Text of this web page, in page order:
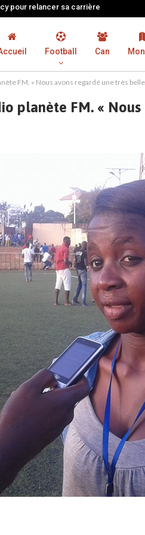
pour relancer sa carrière
Football Can
FM. « Nous avons regardé une très
planète FM. «